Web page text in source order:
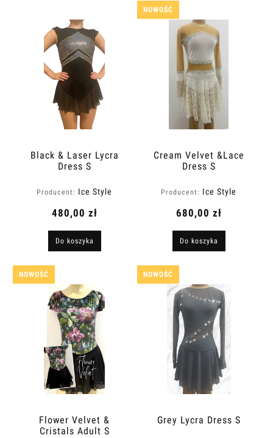
Black & Laser Lycra
Dress S
Producent: Ice Style
480,00 zł
Do koszyka
Cream Velvet &Lace
Dress S
Producent: Ice Style
680,00 zł
Do koszyka
NOWOŚĆ
Flower Velvet &
Cristals Adult S
NOWOŚĆ
Grey Lycra Dress S
NOWOŚĆ